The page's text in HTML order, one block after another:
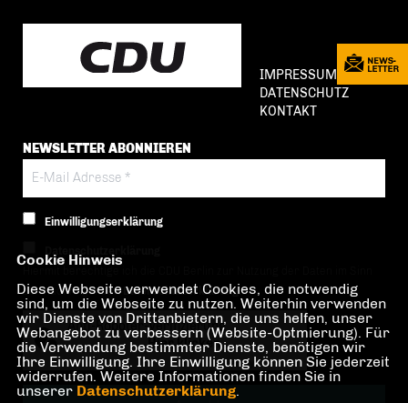
IMPRESSUM
DATENSCHUTZ
KONTAKT
NEWSLETTER ABONNIEREN
Einwilligungserklärung
der nachfolgenden Datenschutzerklärung.*
Anti-Roboter-Verifizierung
Hier klicken
Friendly Captcha ⇗
Cookie Hinweis
Diese Webseite verwendet Cookies, die notwendig
sind, um die Webseite zu nutzen. Weiterhin verwenden
wir Dienste von Drittanbietern, die uns helfen, unser
Webangebot zu verbessern (Website-Optmierung). Für
die Verwendung bestimmter Dienste, benötigen wir
Ihre Einwilligung. Ihre Einwilligung können Sie jederzeit
widerrufen. Weitere Informationen finden Sie in
unserer Datenschutzerklärung.